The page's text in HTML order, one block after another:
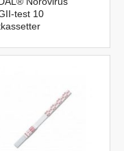
test 10